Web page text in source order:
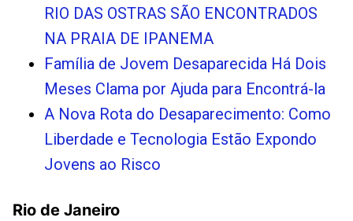
RIO DAS OSTRAS SÃO ENCONTRADOS
NA PRAIA DE IPANEMA
Família de Jovem Desaparecida Há Dois
Meses Clama por Ajuda para Encontrá-la
A Nova Rota do Desaparecimento: Como
Liberdade e Tecnologia Estão Expondo
Jovens ao Risco
Rio de Janeiro